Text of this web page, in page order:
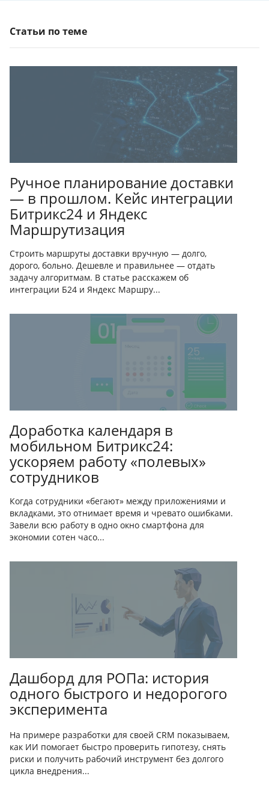
Статьи по теме
Ручное планирование доставки
— в прошлом. Кейс интеграции
Битрикс24 и Яндекс
Маршрутизация
Строить маршруты доставки вручную — долго,
дорого, больно. Дешевле и правильнее — отдать
задачу алгоритмам. В статье расскажем об
интеграции Б24 и Яндекс Маршру...
Доработка календаря в
мобильном Битрикс24:
ускоряем работу «полевых»
сотрудников
Когда сотрудники «бегают» между приложениями и
вкладками, это отнимает время и чревато ошибками.
Завели всю работу в одно окно смартфона для
экономии сотен часо...
Дашборд для РОПа: история
одного быстрого и недорогого
эксперимента
На примере разработки для своей CRM показываем,
как ИИ помогает быстро проверить гипотезу, снять
риски и получить рабочий инструмент без долгого
цикла внедрения...